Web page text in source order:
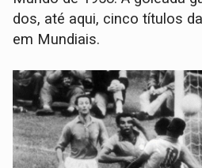
dos, até aqui, cinco títulos
em Mundiais.